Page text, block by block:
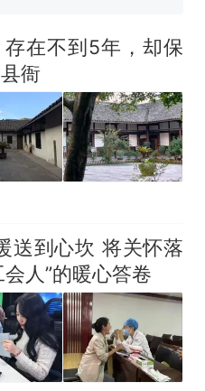
击者直呼震惊 （视频
消息）
放菜刀的女孩，因
跟我回家”改写了人
第二名传话劝弃考
子饺子，美国怕什
在不到5年，却保
衙
送到心坎 将关怀落
人”的暖心答卷